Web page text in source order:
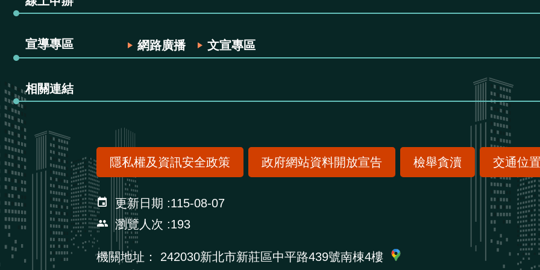
宣導專區 網路廣播 文宣專區
相關連結
隱私權及資訊安全政策 政府網站資料開放宣告 檢舉貪瀆 交通位
更新日期
115-08-07
瀏覽人次
193
機關地址： 242030新北市新莊區中平路439號南棟4樓